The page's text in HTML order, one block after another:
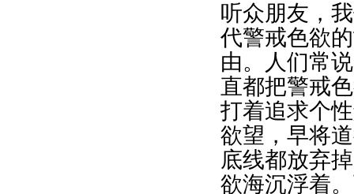
听众朋友，
代警戒色欲
由。人们常
直都把警戒
打着追求个
欲望，早将
底线都放弃
欲海沉浮着